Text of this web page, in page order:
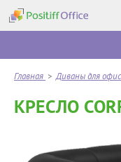
Главная >Диваны для
КРЕСЛО